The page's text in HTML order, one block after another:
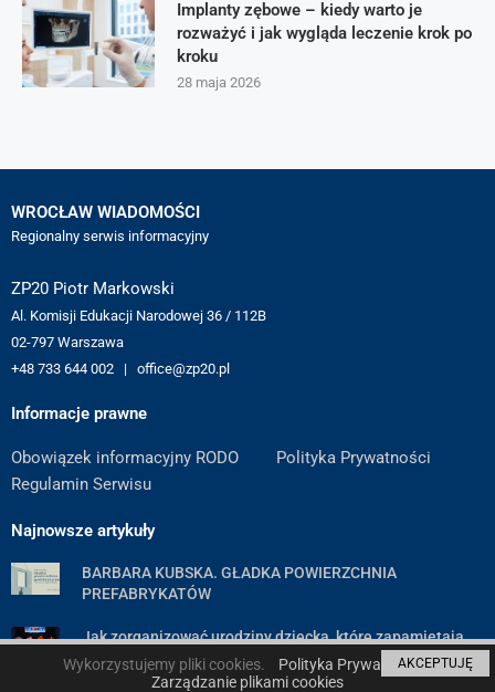
Implanty zębowe – kiedy warto je
rozważyć i jak wygląda leczenie krok po
kroku
28 maja 2026
WROCŁAW WIADOMOŚCI
Regionalny serwis informacyjny
ZP20 Piotr Markowski
Al. Komisji Edukacji Narodowej 36 / 112B
02-797 Warszawa
+48 733 644 002 | office@zp20.pl
Informacje prawne
Obowiązek informacyjny RODO
Polityka Prywatności
Regulamin Serwisu
Najnowsze artykuły
BARBARA KUBSKA. GŁADKA POWIERZCHNIA
PREFABRYKATÓW
Jak zorganizować urodziny dziecka, które zapamiętają
wszyscy goście — poradnik krok po kroku
Wykorzystujemy pliki cookies.
Polityka Prywatności
Zarządzanie plikami cookies
AKCEPTUJĘ